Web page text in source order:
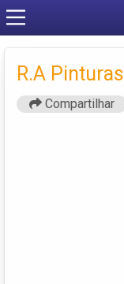
R.A Pinturas
Compartilhar